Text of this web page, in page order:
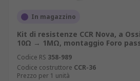
In magazzino
Kit di resistenze CCR Nova, a
10Ω → 1MΩ, montaggio Foro
Codice RS 358-989
Codice costruttore CCR-36
Prezzo per 1 unità